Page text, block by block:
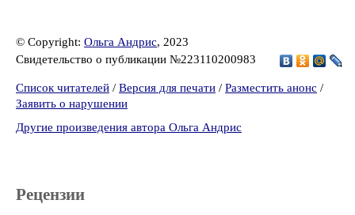
© Copyright: Ольга Андрис, 2023
Свидетельство о публикации №223110200983
Список читателей / Версия для печати / Разместить анонс /
Заявить о нарушении
Другие произведения автора Ольга Андрис
Рецензии